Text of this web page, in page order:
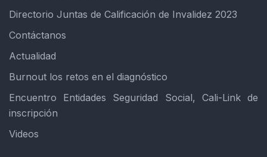
Directorio Juntas de Calificación de Invalidez 2023
Contáctanos
Actualidad
Burnout los retos en el diagnóstico
Encuentro Entidades Seguridad Social, Cali-Link de
inscripción
Videos